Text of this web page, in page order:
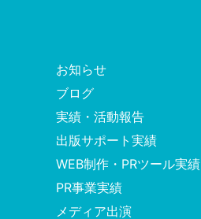
お知らせ
ブログ
実績・活動報告
出版サポート実績
WEB制作・PRツール実績
PR事業実績
メディア出演